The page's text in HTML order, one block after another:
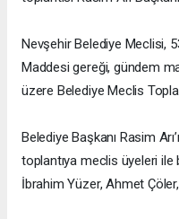
Nevşehir Belediye Meclisi,
Maddesi gereği, gündem
üzere Belediye Meclis
Belediye Başkanı Rasim
toplantıya meclis üyeleri ile
İbrahim Yüzer, Ahmet